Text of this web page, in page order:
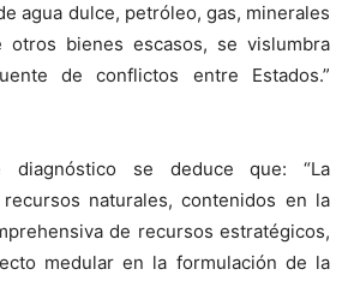
agua dulce, petróleo, gas, minerales
otros bienes escasos, se vislumbra
de conflictos entre Estados.”
se deduce que: “La
naturales, contenidos en la
de recursos estratégicos,
medular en la formulación de la